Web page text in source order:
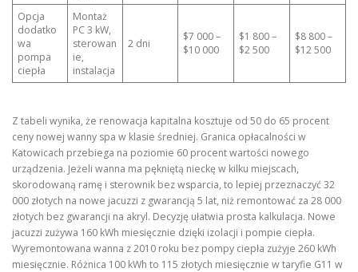
Opcja
dodatko
wa
pompa
ciepła
Montaż
PC 3 kW,
sterowan
ie,
instalacja
2 dni
$7 000 –
$10 000
$1 800 –
$2 500
$8 800 –
$12 500
Z tabeli wynika, że renowacja kapitalna kosztuje od 50 do 65 procent
ceny nowej wanny spa w klasie średniej. Granica opłacalności w
Katowicach przebiega na poziomie 60 procent wartości nowego
urządzenia. Jeżeli wanna ma pękniętą nieckę w kilku miejscach,
skorodowaną ramę i sterownik bez wsparcia, to lepiej przeznaczyć 32
000 złotych na nowe jacuzzi z gwarancją 5 lat, niż remontować za 28 000
złotych bez gwarancji na akryl. Decyzję ułatwia prosta kalkulacja. Nowe
jacuzzi zużywa 160 kWh miesięcznie dzięki izolacji i pompie ciepła.
Wyremontowana wanna z 2010 roku bez pompy ciepła zużyje 260 kWh
miesięcznie. Różnica 100 kWh to 115 złotych miesięcznie w taryfie G11 w